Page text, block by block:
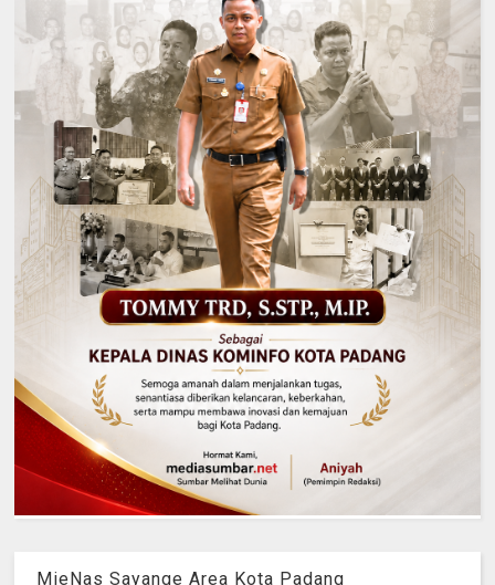
MieNas Sayange Area Kota Padang